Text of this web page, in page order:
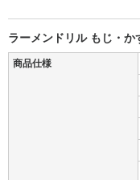
ラーメンドリル もじ・
商品仕様